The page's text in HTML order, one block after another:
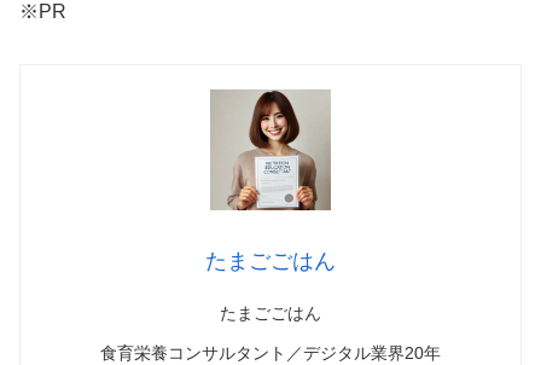
※PR
たまごごはん
たまごごはん
食育栄養コンサルタント／デジタル業界20年